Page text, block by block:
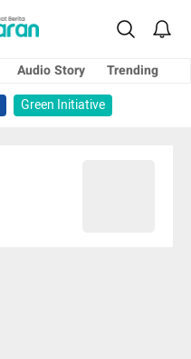
Audio Story
Trending
Green Initiative